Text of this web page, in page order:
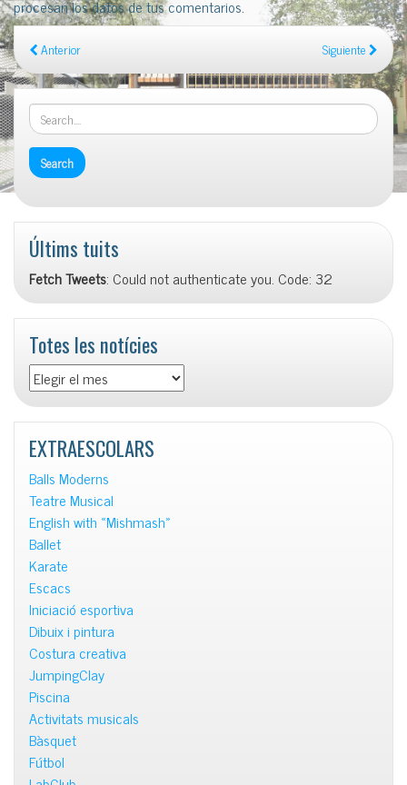
procesan los datos de tus comentarios.
Anterior Siguiente
Últims tuits
Fetch Tweets: Could not authenticate you. Code: 32
Totes les notícies
Totes
les
notícies
EXTRAESCOLARS
Balls Moderns
Teatre Musical
English with «Mishmash»
Ballet
Karate
Escacs
Iniciació esportiva
Dibuix i pintura
Costura creativa
JumpingClay
Piscina
Activitats musicals
Bàsquet
Fútbol